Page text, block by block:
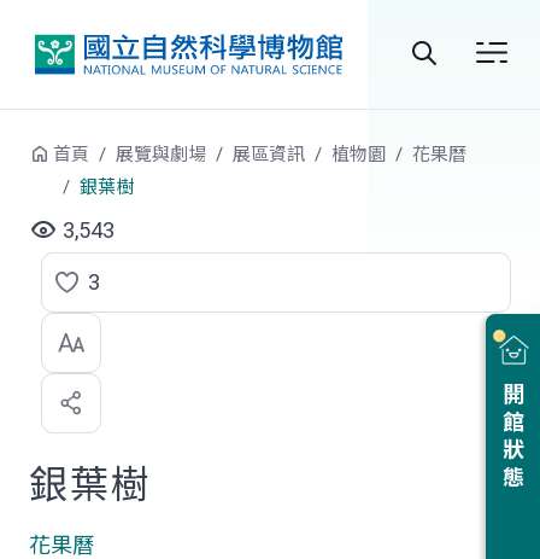
站
開館狀態
首頁 展覽與劇場 展區資訊 植物園
花果曆
銀葉樹
3,543
點
選
喜
歡
3
銀葉樹
花果曆